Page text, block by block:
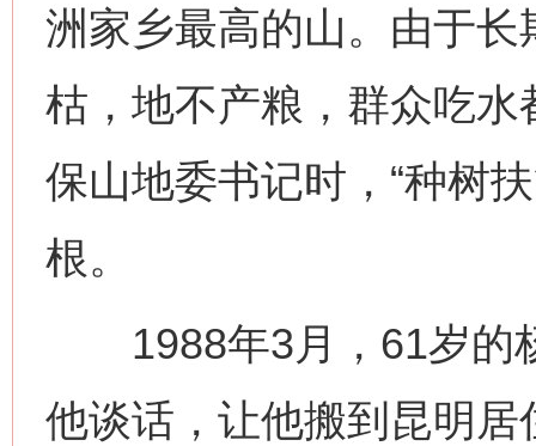
洲家乡最高的山。由于
枯，地不产粮，群众吃
保山地委书记时，“种树
根。
1988年3月，61岁的
他谈话，让他搬到昆明